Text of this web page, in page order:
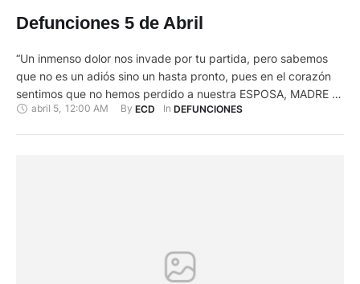
Defunciones 5 de Abril
“Un inmenso dolor nos invade por tu partida, pero sabemos
que no es un adiós sino un hasta pronto, pues en el corazón
sentimos que no hemos perdido a nuestra ESPOSA, MADRE Y
ABUELA en la tierra, sino que hemos ganado un ángel en el
abril 5, 12:00 AM By ECD In DEFUNCIONES